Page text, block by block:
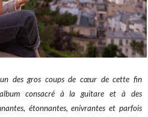
des gros coups de cœur de cette fin
album consacré à la guitare et à des
étonnantes, enivrantes et parfois